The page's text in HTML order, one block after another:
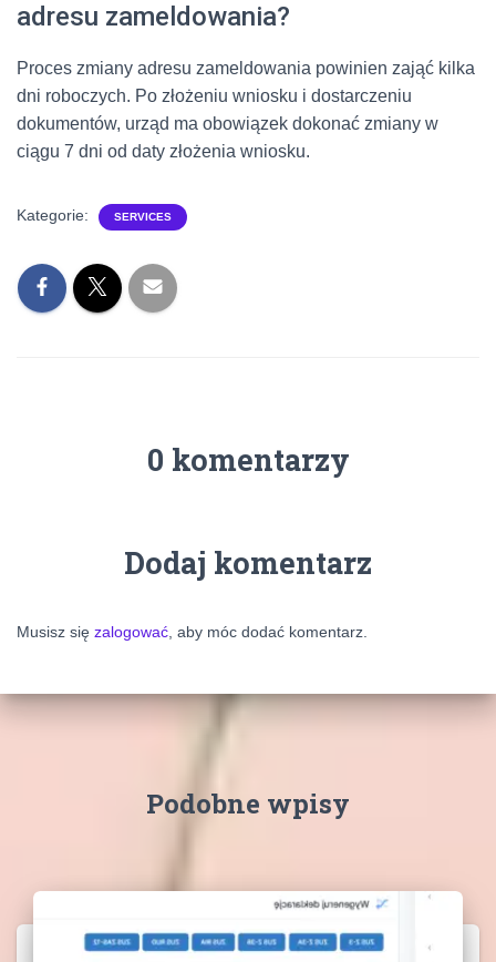
adresu zameldowania?
Proces zmiany adresu zameldowania powinien zająć kilka
dni roboczych. Po złożeniu wniosku i dostarczeniu
dokumentów, urząd ma obowiązek dokonać zmiany w
ciągu 7 dni od daty złożenia wniosku.
Kategorie: SERVICES
0 komentarzy
Dodaj komentarz
Musisz się zalogować , aby móc dodać komentarz.
Podobne wpisy